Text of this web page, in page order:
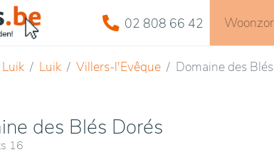
02 808 66 42
Luik Luik Villers-l'Evêque Domaine des
des Blés Dorés
16